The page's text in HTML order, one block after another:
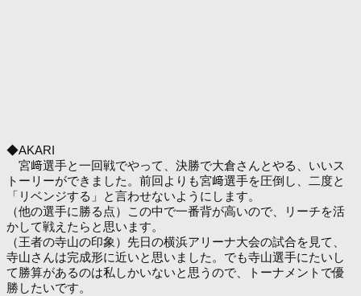
◆AKARI
宮﨑選手と一回戦でやって、決勝で大倉さんとやる、いいス
トーリーができました。前回よりも宮﨑選手を圧倒し、二度と
「リベンジする」と言わせないようにします。
（他の選手に勝る点）この中で一番背が高いので、リーチを活
かして戦えたらと思います。
（王者の寺山の印象）先日の横浜アリーナ大会の試合を見て、
寺山さんは完成形に近いと思いました。でも寺山選手にたいし
て勝算があるのは私しかいないと思うので、トーナメントで優
勝したいです。